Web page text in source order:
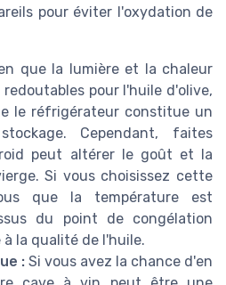
pour éviter l'oxydation de
que la lumière et la chaleur
pour l'huile d'olive,
le réfrigérateur constitue un
Cependant, faites
peut altérer le goût et la
Si vous choisissez cette
que la température est
du point de congélation
la qualité de l'huile.
: Si vous avez la chance d'en